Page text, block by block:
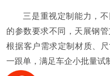
三是重视定制能力，
的参数要求不同，天展钢
根据客户需求定制材质、
一跟单，满足车企小批量试